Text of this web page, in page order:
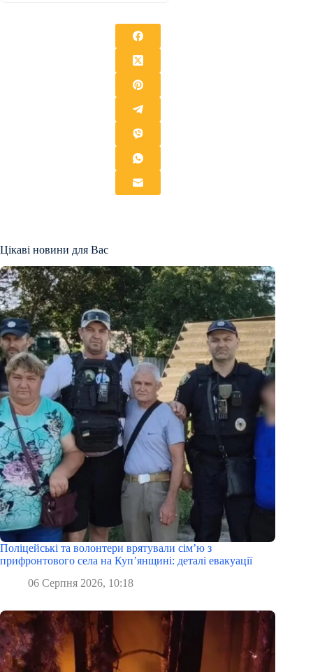
Цікаві новини для Вас
Поліцейські та волонтери врятували сім’ю з
прифронтового села на Куп’янщині: деталі евакуації
06 Серпня 2026, 10:18